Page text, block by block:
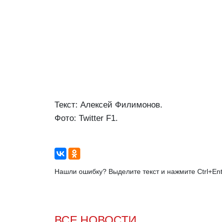
Текст: Алексей Филимонов.
Фото: Twitter F1.
Нашли ошибку? Выделите текст и нажмите